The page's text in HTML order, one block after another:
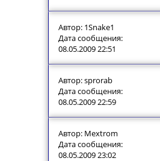
Автор: 1Snake1
Дата сообщения:
08.05.2009 22:51
Автор: sprorab
Дата сообщения:
08.05.2009 22:59
Автор: Mextrom
Дата сообщения:
08.05.2009 23:02